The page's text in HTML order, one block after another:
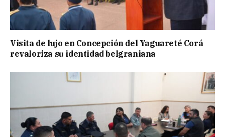
Visita de lujo en Concepción del Yaguareté Corá
revaloriza su identidad belgraniana